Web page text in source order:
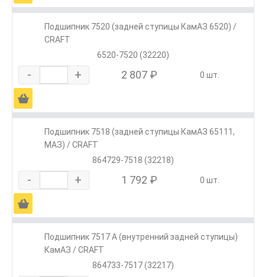
Подшипник 7520 (задней ступицы КамАЗ 6520) /
CRAFT
6520-7520 (32220)
- + 2 807 ₽ 0 шт.
Ä
Подшипник 7518 (задней ступицы КамАЗ 65111,
МАЗ) / CRAFT
864729-7518 (32218)
- + 1 792 ₽ 0 шт.
Ä
Подшипник 7517 А (внутренний задней ступицы)
КамАЗ / CRAFT
864733-7517 (32217)